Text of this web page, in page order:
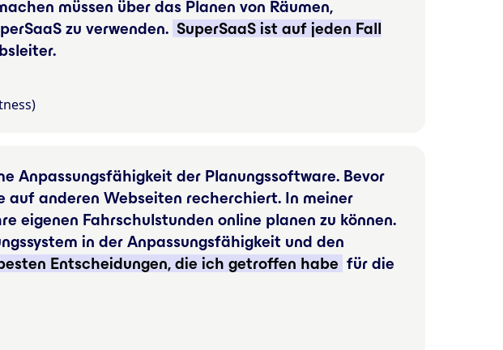
müssen über das Planen von Räumen,
zu verwenden. SuperSaaS ist auf jeden Fall
Anpassungsfähigkeit der Planungssoftware. Bevor
auf anderen Webseiten recherchiert. In meiner
eigenen Fahrschulstunden online planen zu können.
in der Anpassungsfähigkeit und den
Entscheidungen, die ich getroffen habe für die